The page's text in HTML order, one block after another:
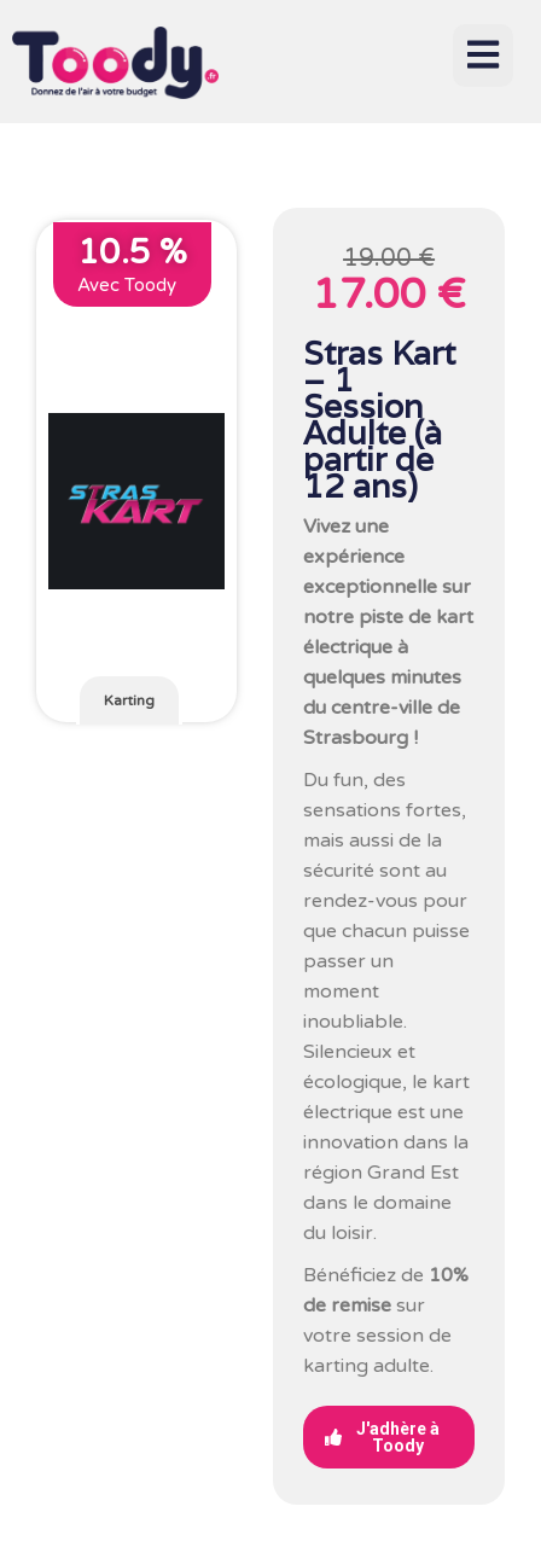
10.5 %
Avec Toody
Karting
19.00 €
17.00 €
Stras Kart
– 1
Session
Adulte (à
partir de
12 ans)
Vivez une
expérience
exceptionnelle sur
notre piste de kart
électrique à
quelques minutes
du centre-ville de
Strasbourg !
Du fun, des
sensations fortes,
mais aussi de la
sécurité sont au
rendez-vous pour
que chacun puisse
passer un
moment
inoubliable.
Silencieux et
écologique, le kart
électrique est une
innovation dans la
région Grand Est
dans le domaine
du loisir.
Bénéficiez de 10%
de remise sur
votre session de
karting adulte.
J'adhère à
Toody